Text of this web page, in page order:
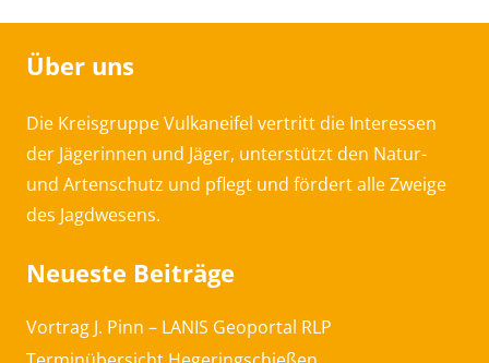
Über uns
Die Kreisgruppe Vulkaneifel vertritt die Interessen
der Jägerinnen und Jäger, unterstützt den Natur-
und Artenschutz und pflegt und fördert alle Zweige
des Jagdwesens.
Neueste Beiträge
Vortrag J. Pinn – LANIS Geoportal RLP